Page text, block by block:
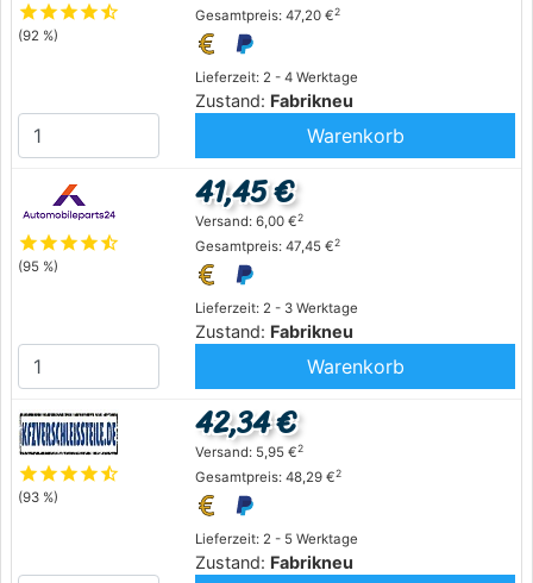
starstarstarstarstar_half
(92 %)
Lieferzeit: 2 - 4 Werktage
Zustand: Fabrikneu
Gesamtpreis: 47,20 €2
Warenkorb
starstarstarstarstar_half
(95 %)
Lieferzeit: 2 - 3 Werktage
Zustand: Fabrikneu
41,45 €
Versand: 6,00 €2
Gesamtpreis: 47,45 €2
Warenkorb
starstarstarstarstar_half
(93 %)
Lieferzeit: 2 - 5 Werktage
Zustand: Fabrikneu
42,34 €
Versand: 5,95 €2
Gesamtpreis: 48,29 €2